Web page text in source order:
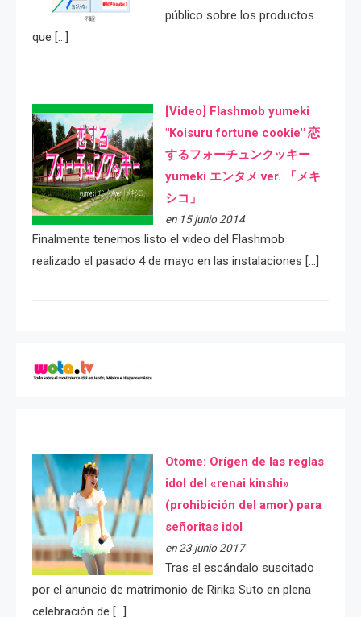
público sobre los productos
que […]
[Video] Flashmob yumeki
"Koisuru fortune cookie" 恋
するフォーチュンクッキー
yumeki エンタメ ver. 「メキ
シコ」
en 15 junio 2014
Finalmente tenemos listo el video del Flashmob
realizado el pasado 4 de mayo en las instalaciones […]
Otome: Orígen de las reglas
idol del «renai kinshi»
(prohibición del amor) para
señoritas idol
en 23 junio 2017
Tras el escándalo suscitado
por el anuncio de matrimonio de Ririka Suto en plena
celebración de […]